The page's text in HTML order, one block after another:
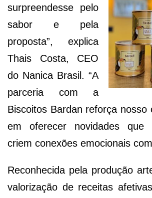
surpreendesse pelo
sabor e pela
proposta”, explica
Thais Costa, CEO
do Nanica Brasil. “A
parceria com a
Biscoitos Bardan reforça nosso
em oferecer novidades que
criem conexões emocionais
Reconhecida pela produção
valorização de receitas